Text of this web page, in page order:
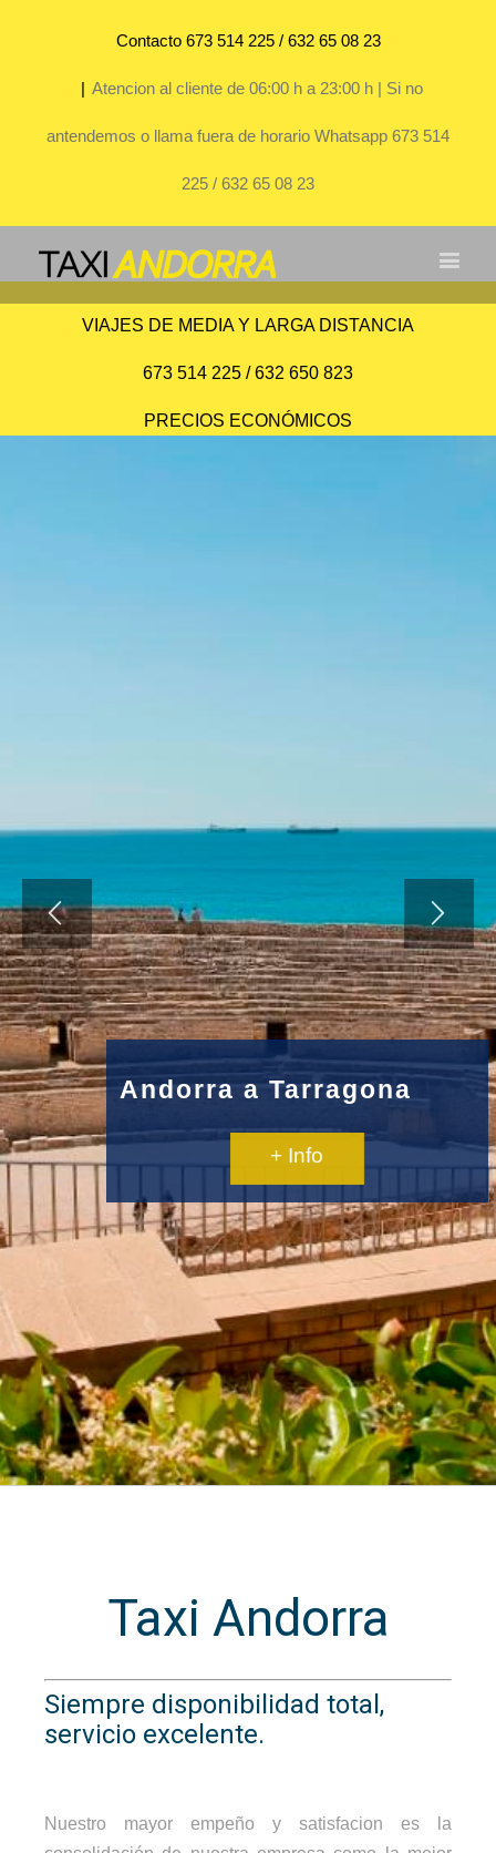
Contacto 673 514 225 / 632 65 08 23
| Atencion al cliente de 06:00 h a 23:00 h | Si no
antendemos o llama fuera de horario Whatsapp 673 514
225 / 632 65 08 23
VIAJES DE MEDIA Y LARGA DISTANCIA
673 514 225 / 632 650 823
PRECIOS ECONÓMICOS
Andorra a Tarragona
+ Info
Taxi Andorra
Siempre disponibilidad total,
servicio excelente.
Nuestro mayor empeño y satisfacion es la